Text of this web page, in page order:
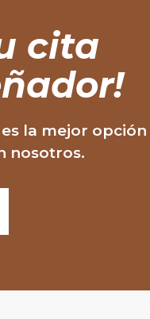
cita
la mejor
nosotros.